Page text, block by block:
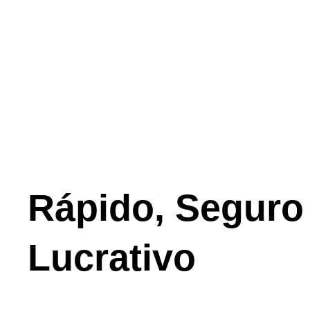
Rápido,
Lucrativo